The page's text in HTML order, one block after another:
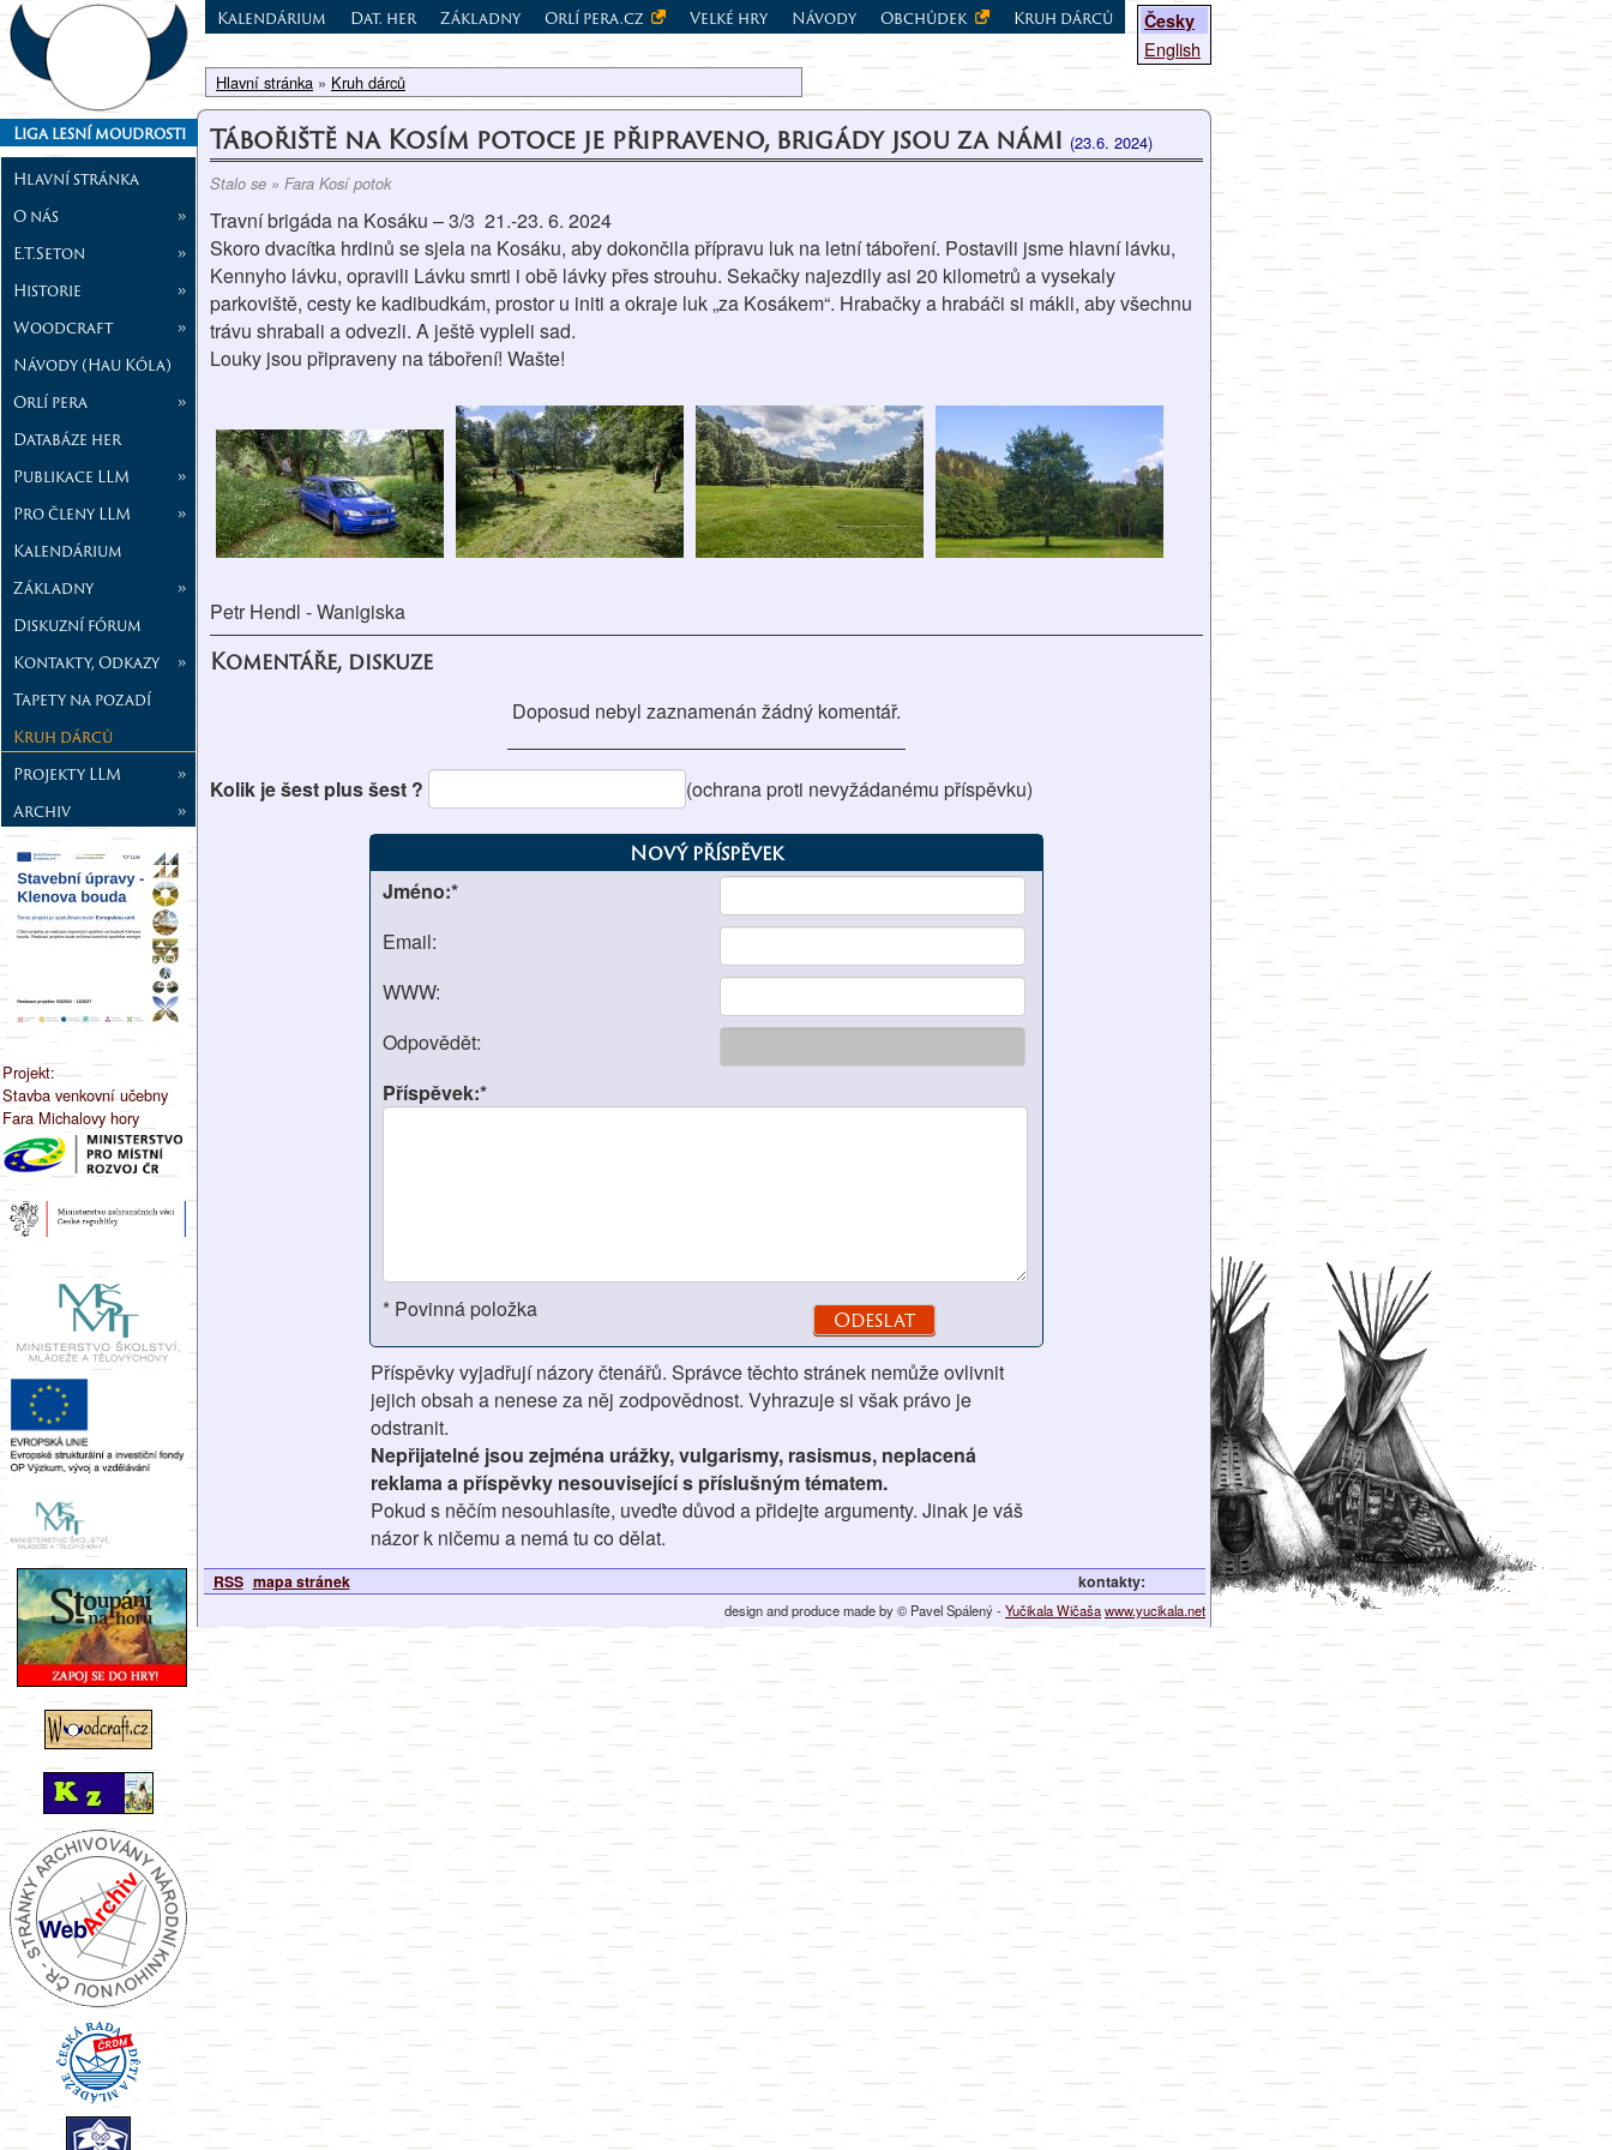
Liga lesní moudrosti
Hlavní stránka
O nás
»
E.T.Seton
»
Historie
»
Woodcraft
»
Návody (Hau Kóla)
Orlí pera
»
Databáze her
Publikace LLM
»
Pro členy LLM
»
Kalendárium
Základny
»
Diskuzní fórum
Kontakty, Odkazy
»
Tapety na pozadí
Kruh dárců
Projekty LLM
»
Archiv
»
Projekt:
Stavba venkovní učebny
Fara Michalovy hory
Česky
English
Kalendárium Dat. her Základny Orlí pera.cz Velké hry Návody Obchůdek Kruh dárců
Hlavní stránka » Kruh dárců
Tábořiště na Kosím potoce je připraveno, brigády jsou za námi (23.6. 2024)
Stalo se » Fara Kosí potok
Travní brigáda na Kosáku – 3/3 21.-23. 6. 2024
Skoro dvacítka hrdinů se sjela na Kosáku, aby dokončila přípravu luk na letní táboření. Postavili jsme hlavní lávku,
Kennyho lávku, opravili Lávku smrti i obě lávky přes strouhu. Sekačky najezdily asi 20 kilometrů a vysekaly
parkoviště, cesty ke kadibudkám, prostor u initi a okraje luk „za Kosákem“. Hrabačky a hrabáči si mákli, aby všechnu
trávu shrabali a odvezli. A ještě vypleli sad.
Louky jsou připraveny na táboření! Wašte!
Petr Hendl - Wanigiska
Komentáře, diskuze
Doposud nebyl zaznamenán žádný komentář.
Kolik je šest plus šest ? (ochrana proti nevyžádanému příspěvku)
Nový příspěvek
Jméno:*
Email:
WWW:
Odpovědět:
Příspěvek:*
* Povinná položka
Příspěvky vyjadřují názory čtenářů. Správce těchto stránek nemůže ovlivnit
jejich obsah a nenese za něj zodpovědnost. Vyhrazuje si však právo je
odstranit.
Nepřijatelné jsou zejména urážky, vulgarismy, rasismus, neplacená
reklama a příspěvky nesouvisející s příslušným tématem.
Pokud s něčím nesouhlasíte, uveďte důvod a přidejte argumenty. Jinak je váš
názor k ničemu a nemá tu co dělat.
RSS mapa stránek kontakty:
design and produce made by © Pavel Spálený -Yučikala Wičašawww.yucikala.net